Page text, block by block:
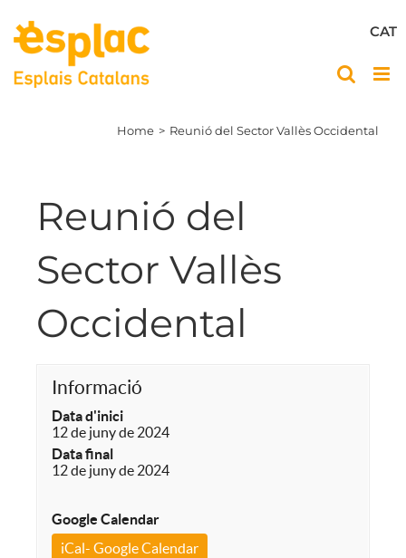
content
CAT
Home Reunió del Sector Vallès Occidental
Reunió del
Sector Vallès
Occidental
Informació
Data d'inici
12 de juny de 2024
Data final
12 de juny de 2024
Google Calendar
iCal- Google Calendar